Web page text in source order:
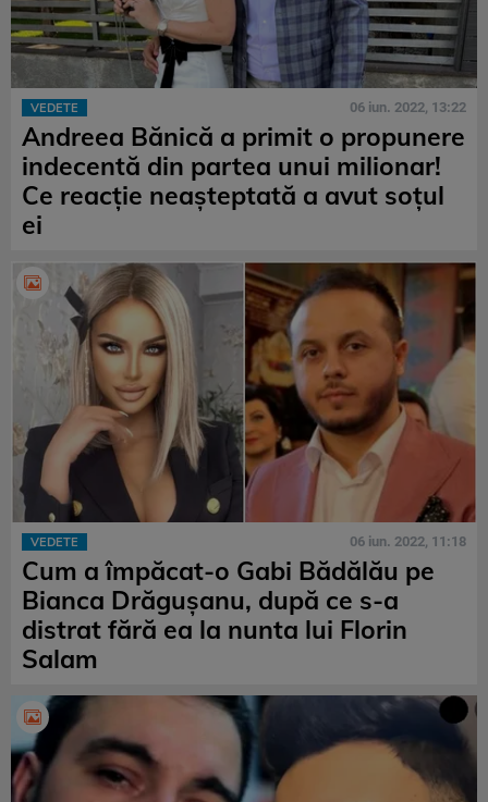
VEDETE 06 iun. 2022, 13:22
Andreea Bănică a primit o propunere
indecentă din partea unui milionar!
Ce reacție neașteptată a avut soțul
ei
VEDETE 06 iun. 2022, 11:18
Cum a împăcat-o Gabi Bădălău pe
Bianca Drăgușanu, după ce s-a
distrat fără ea la nunta lui Florin
Salam